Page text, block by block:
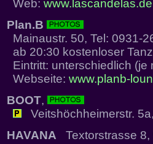
Web: www.lascandelas.de
Plan.B
Mainaustr. 50, Tel: 0931-
ab 20:30 kostenloser
Eintritt: unterschiedlich (je
Webseite: www.planb-
BOOT,
Veitshöchheimerstr.
HAVANA Textorstrasse